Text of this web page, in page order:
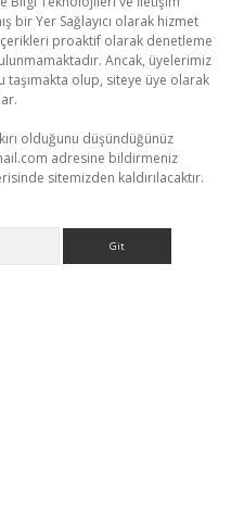
bir Yer Sağlayıcı olarak hizmet
proaktif olarak denetleme
Ancak, üyelerimiz
taşımakta olup, siteye üye olarak
olduğunu düşündüğünüz
adresine bildirmeniz
sitemizden kaldırılacaktır.